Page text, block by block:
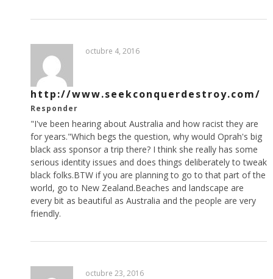
octubre 4, 2016
http://www.seekconquerdestroy.com/
Responder
"I've been hearing about Australia and how racist they are
for years."Which begs the question, why would Oprah's big
black ass sponsor a trip there? I think she really has some
serious identity issues and does things deliberately to tweak
black folks.BTW if you are planning to go to that part of the
world, go to New Zealand.Beaches and landscape are
every bit as beautiful as Australia and the people are very
friendly.
octubre 23, 2016